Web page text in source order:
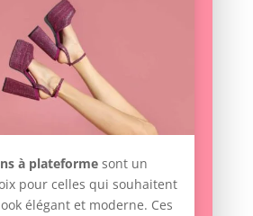
à plateformesont un
pour celles qui souhaitent
élégant et moderne. Ces